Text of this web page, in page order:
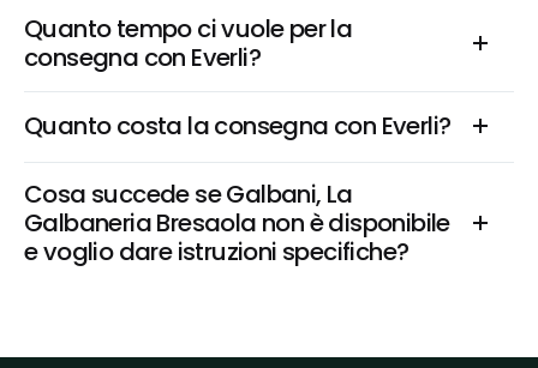
Quanto tempo ci vuole per la
consegna con Everli?
Quanto costa la consegna con Everli?
Cosa succede se Galbani, La
Galbaneria Bresaola non è disponibile
e voglio dare istruzioni specifiche?